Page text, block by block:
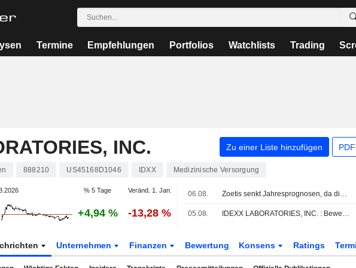
Termine Empfehlungen Portfolios Watchlists Trading
INC. Zu einer Liste hinzufügen
888210 US45168D1046 IDXX Medizinische Versorgung
% 5 Tage Veränd. 1. Jan.
+4,94 % -13,28 %
06.08. Zoetis senkt Jahresprognosen, da die Nachfrage nach Haustiermedizin nachlässt
05.08. IDEXX LABORATORIES, INC. : Bewertung von Citigroup zum Kaufen erhalten
Unternehmen Finanzen Bewertung Konsens Ratings